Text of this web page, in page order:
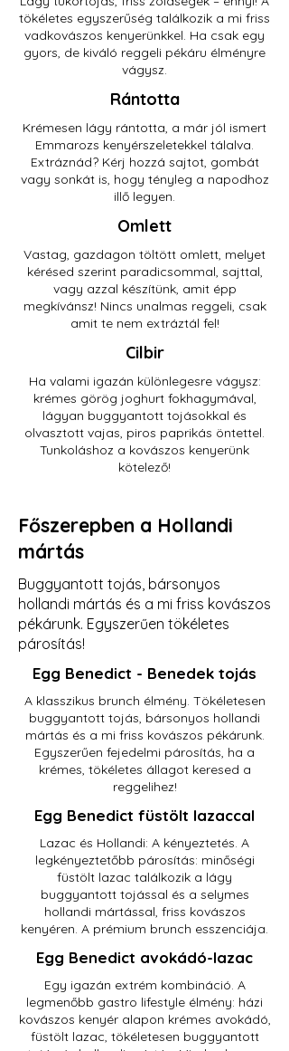
tökéletes egyszerűség találkozik a mi friss
vadkovászos kenyerünkkel. Ha csak egy
gyors, de kiváló reggeli pékáru élményre
vágysz.
Rántotta
Krémesen lágy rántotta, a már jól ismert
Emmarozs kenyérszeletekkel tálalva.
Extráznád? Kérj hozzá sajtot, gombát
vagy sonkát is, hogy tényleg a napodhoz
illő legyen.
Omlett
Vastag, gazdagon töltött omlett, melyet
kérésed szerint paradicsommal, sajttal,
vagy azzal készítünk, amit épp
megkívánsz! Nincs unalmas reggeli, csak
amit te nem extráztál fel!
Cilbir
Ha valami igazán különlegesre vágysz:
krémes görög joghurt fokhagymával,
lágyan buggyantott tojásokkal és
olvasztott vajas, piros paprikás öntettel.
Tunkoláshoz a kovászos kenyerünk
kötelező!
Főszerepben a Hollandi
mártás
Buggyantott tojás, bársonyos
hollandi mártás és a mi friss kovászos
pékárunk. Egyszerűen tökéletes
párosítás!
Egg Benedict - Benedek tojás
A klasszikus brunch élmény. Tökéletesen
buggyantott tojás, bársonyos hollandi
mártás és a mi friss kovászos pékárunk.
Egyszerűen fejedelmi párosítás, ha a
krémes, tökéletes állagot keresed a
reggelihez!
Egg Benedict füstölt lazaccal
Lazac és Hollandi: A kényeztetés. A
legkényeztetőbb párosítás: minőségi
füstölt lazac találkozik a lágy
buggyantott tojással és a selymes
hollandi mártással, friss kovászos
kenyéren. A prémium brunch esszenciája.
Egg Benedict avokádó-lazac
Egy igazán extrém kombináció. A
legmenőbb gastro lifestyle élmény: házi
kovászos kenyér alapon krémes avokádó,
füstölt lazac, tökéletesen buggyantott